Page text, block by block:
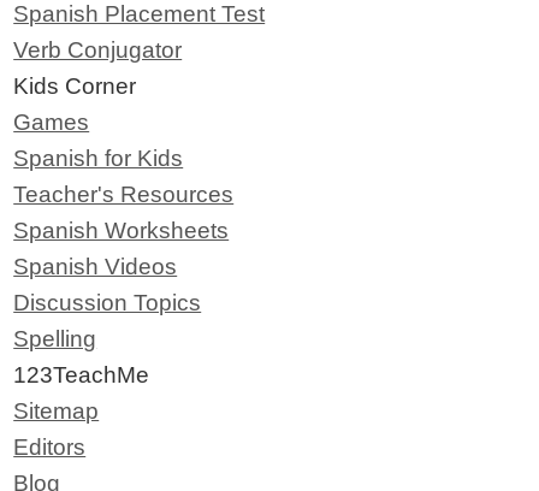
Spanish Placement Test
Verb Conjugator
Kids Corner
Games
Spanish for Kids
Teacher's Resources
Spanish Worksheets
Spanish Videos
Discussion Topics
Spelling
123TeachMe
Sitemap
Editors
Blog